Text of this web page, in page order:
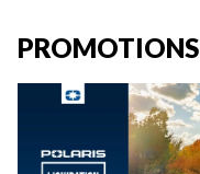
PROMOTIONS